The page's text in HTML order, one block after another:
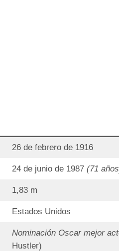
26 de febrero de 1916
24 de junio de 1987(71
1,83 m
Estados Unidos
Nominación Oscar mejor
Hustler)